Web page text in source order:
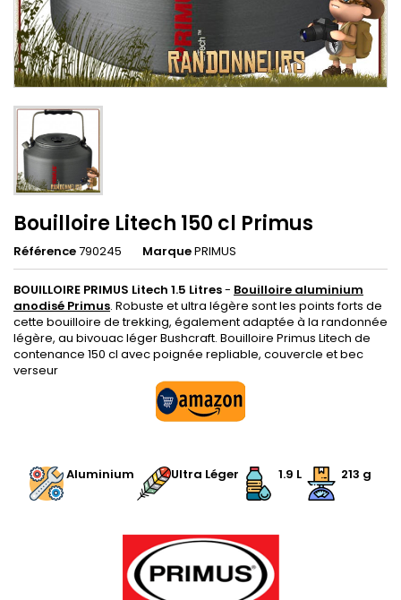
Bouilloire Litech 150 cl Primus
Référence790245 MarquePRIMUS
BOUILLOIRE PRIMUS Litech 1.5 Litres- Bouilloire aluminium
anodisé Primus. Robuste et ultra légère sont les points forts de
cette bouilloire de trekking, également adaptée à la randonnée
légère, au bivouac léger Bushcraft. Bouilloire Primus Litech de
contenance 150 cl avec poignée repliable, couvercle et bec
verseur
Aluminium
Ultra Léger 1.9 L 213 g